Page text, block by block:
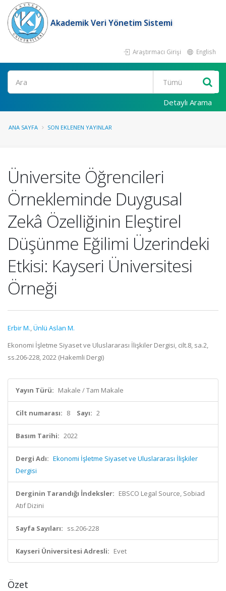
Akademik Veri Yönetim Sistemi
Araştırmacı Girişi English
Ara
Detaylı Arama
ANA SAYFA SON EKLENEN YAYINLAR
Üniversite Öğrencileri
Örnekleminde Duygusal
Zekâ Özelliğinin Eleştirel
Düşünme Eğilimi Üzerindeki
Etkisi: Kayseri Üniversitesi
Örneği
Erbir M.,Ünlü Aslan M.
Ekonomi İşletme Siyaset ve Uluslararası İlişkiler Dergisi, cilt.8, sa.2,
ss.206-228, 2022 (Hakemli Dergi)
Yayın Türü: Makale / Tam Makale
Cilt numarası: 8 Sayı: 2
Basım Tarihi: 2022
Dergi Adı: Ekonomi İşletme Siyaset ve Uluslararası İlişkiler
Dergisi
Derginin Tarandığı İndeksler: EBSCO Legal Source, Sobiad
Atıf Dizini
Sayfa Sayıları: ss.206-228
Kayseri Üniversitesi Adresli: Evet
Özet